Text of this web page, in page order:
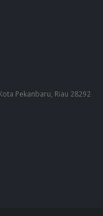
Pekanbaru, Riau 28292